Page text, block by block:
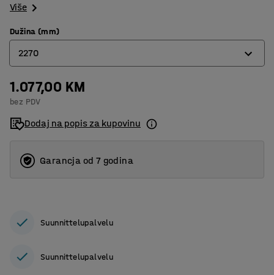
Više
Dužina (mm)
2270
770
1270
1770
2270
1.077,00 KM
bez PDV
Dodaj na popis za kupovinu
Garancja od 7 godina
Suunnittelupalvelu
Suunnittelupalvelu